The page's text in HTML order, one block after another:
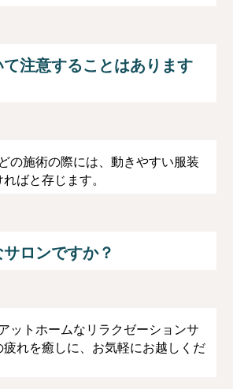
注意することはあります
の施術の際には、動きやすい服装
ばと存じます。
ロンですか？
ットホームなリラクゼーションサ
疲れを癒しに、お気軽にお越しくだ